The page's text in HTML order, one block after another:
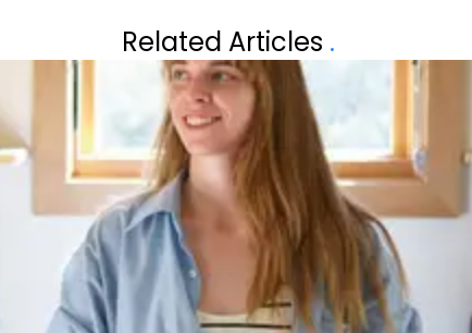
"EXTRA
CARMEN EN
JAAR
Related Articles .